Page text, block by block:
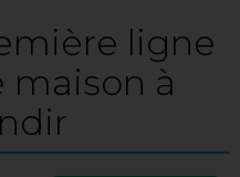
ligne
maison à